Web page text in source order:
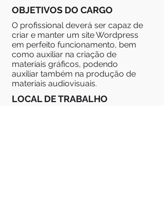
OBJETIVOS DO CARGO
O profissional deverá ser capaz de
criar e manter um site Wordpress
em perfeito funcionamento, bem
como auxiliar na criação de
materiais gráficos, podendo
auxiliar também na produção de
materiais audiovisuais.
LOCAL DE TRABALHO